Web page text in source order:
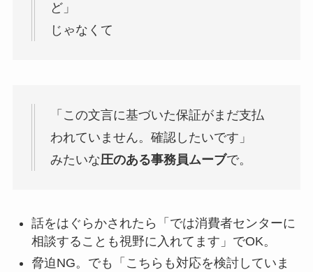
ど」
じゃなくて
「この文言に基づいた保証がまだ支払
われていません。確認したいです」
みたいな圧のある事務員ムーブで。
話をはぐらかされたら「では消費者センターに
相談することも視野に入れてます」でOK。
脅迫NG。でも「こちらも対応を検討していま